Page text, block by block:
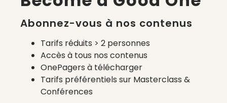
Quels prestataires pour le calcul du coût
environnemental français ?
Abonnez-vous à nos contenus
Tarifs réduits > 2 personnes
Accès à tous nos contenus
OnePagers à télécharger
Tarifs préférentiels sur Masterclass &
Conférences